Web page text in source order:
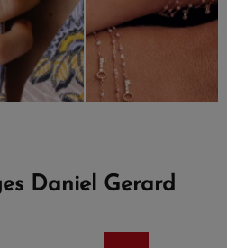
Daniel Gerard